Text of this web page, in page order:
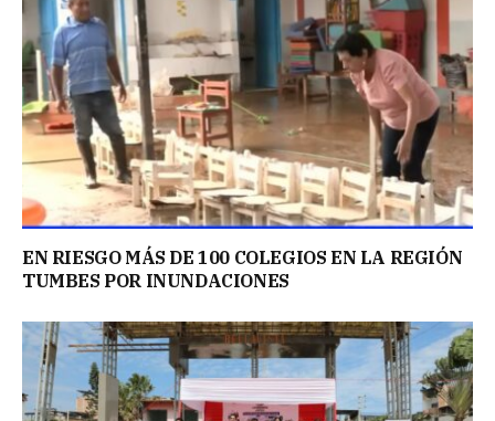
EN RIESGO MÁS DE 100 COLEGIOS EN LA REGIÓN
TUMBES POR INUNDACIONES